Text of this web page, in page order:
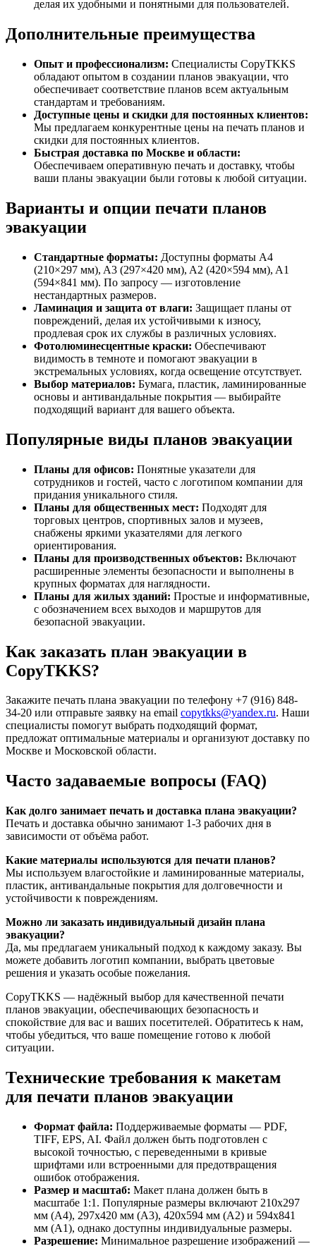
делая их удобными и понятными для пользователей.
Дополнительные преимущества
Опыт и профессионализм: Специалисты CopyTKKS
обладают опытом в создании планов эвакуации, что
обеспечивает соответствие планов всем актуальным
стандартам и требованиям.
Доступные цены и скидки для постоянных клиентов:
Мы предлагаем конкурентные цены на печать планов и
скидки для постоянных клиентов.
Быстрая доставка по Москве и области:
Обеспечиваем оперативную печать и доставку, чтобы
ваши планы эвакуации были готовы к любой ситуации.
Варианты и опции печати планов
эвакуации
Стандартные форматы: Доступны форматы A4
(210×297 мм), A3 (297×420 мм), A2 (420×594 мм), A1
(594×841 мм). По запросу — изготовление
нестандартных размеров.
Ламинация и защита от влаги: Защищает планы от
повреждений, делая их устойчивыми к износу,
продлевая срок их службы в различных условиях.
Фотолюминесцентные краски: Обеспечивают
видимость в темноте и помогают эвакуации в
экстремальных условиях, когда освещение отсутствует.
Выбор материалов: Бумага, пластик, ламинированные
основы и антивандальные покрытия — выбирайте
подходящий вариант для вашего объекта.
Популярные виды планов эвакуации
Планы для офисов: Понятные указатели для
сотрудников и гостей, часто с логотипом компании для
придания уникального стиля.
Планы для общественных мест: Подходят для
торговых центров, спортивных залов и музеев,
снабжены яркими указателями для легкого
ориентирования.
Планы для производственных объектов: Включают
расширенные элементы безопасности и выполнены в
крупных форматах для наглядности.
Планы для жилых зданий: Простые и информативные,
с обозначением всех выходов и маршрутов для
безопасной эвакуации.
Как заказать план эвакуации в
CopyTKKS?
Закажите печать плана эвакуации по телефону +7 (916) 848-
34-20 или отправьте заявку на email copytkks@yandex.ru. Наши
специалисты помогут выбрать подходящий формат,
предложат оптимальные материалы и организуют доставку по
Москве и Московской области.
Часто задаваемые вопросы (FAQ)
Как долго занимает печать и доставка плана эвакуации?
Печать и доставка обычно занимают 1-3 рабочих дня в
зависимости от объёма работ.
Какие материалы используются для печати планов?
Мы используем влагостойкие и ламинированные материалы,
пластик, антивандальные покрытия для долговечности и
устойчивости к повреждениям.
Можно ли заказать индивидуальный дизайн плана
эвакуации?
Да, мы предлагаем уникальный подход к каждому заказу. Вы
можете добавить логотип компании, выбрать цветовые
решения и указать особые пожелания.
CopyTKKS — надёжный выбор для качественной печати
планов эвакуации, обеспечивающих безопасность и
спокойствие для вас и ваших посетителей. Обратитесь к нам,
чтобы убедиться, что ваше помещение готово к любой
ситуации.
Технические требования к макетам
для печати планов эвакуации
Формат файла: Поддерживаемые форматы — PDF,
TIFF, EPS, AI. Файл должен быть подготовлен с
высокой точностью, с переведенными в кривые
шрифтами или встроенными для предотвращения
ошибок отображения.
Размер и масштаб: Макет плана должен быть в
масштабе 1:1. Популярные размеры включают 210x297
мм (A4), 297x420 мм (A3), 420x594 мм (A2) и 594x841
мм (A1), однако доступны индивидуальные размеры.
Разрешение: Минимальное разрешение изображений —